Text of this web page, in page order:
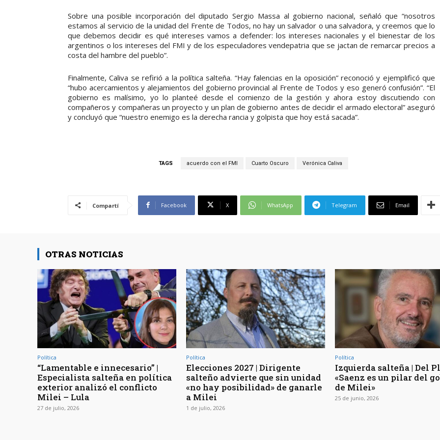
Sobre una posible incorporación del diputado Sergio Massa al gobierno nacional, señaló que “nosotros
estamos al servicio de la unidad del Frente de Todos, no hay un salvador o una salvadora, y creemos que lo
que debemos decidir es qué intereses vamos a defender: los intereses nacionales y el bienestar de los
argentinos o los intereses del FMI y de los especuladores vendepatria que se jactan de remarcar precios a
costa del hambre del pueblo”.
Finalmente, Caliva se refirió a la política salteña. “Hay falencias en la oposición” reconoció y ejemplificó que
“hubo acercamientos y alejamientos del gobierno provincial al Frente de Todos y eso generó confusión”. “El
gobierno es malísimo, yo lo planteé desde el comienzo de la gestión y ahora estoy discutiendo con
compañeros y compañeras un proyecto y un plan de gobierno antes de decidir el armado electoral” aseguró
y concluyó que “nuestro enemigo es la derecha rancia y golpista que hoy está sacada”.
TAGS acuerdo con el FMI Cuarto Oscuro Verónica Caliva
Compartí Facebook X WhatsApp Telegram Email
OTRAS NOTICIAS
Política
“Lamentable e innecesario” |
Especialista salteña en política
exterior analizó el conflicto
Milei – Lula
27 de julio, 2026
Política
Elecciones 2027 | Dirigente
salteño advierte que sin unidad
«no hay posibilidad» de ganarle
a Milei
1 de julio, 2026
Política
Izquierda salteña | Del
«Saenz es un pilar del
de Milei»
25 de junio, 2026